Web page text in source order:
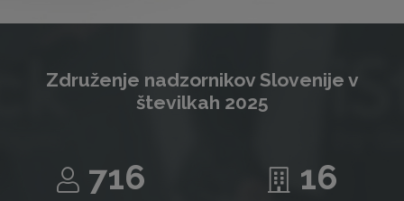
Združenje nadzornikov Slovenije v
številkah 2025
716 16